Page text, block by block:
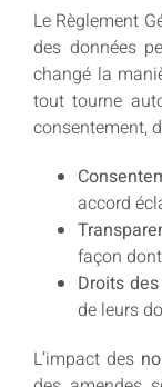
Le Règlement
des données
changé la
tout tourne
consentement,
accord
façon
Droits
de leurs
L’impact des